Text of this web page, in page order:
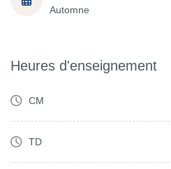
Automne
Heures d'enseignement
CM
TD